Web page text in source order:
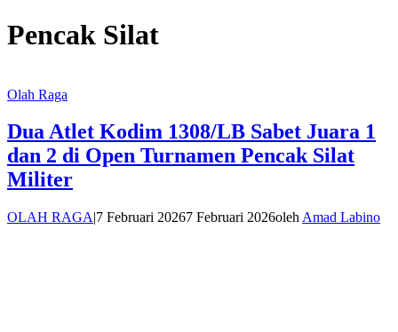
Pencak Silat
Olah Raga
Dua Atlet Kodim 1308/LB Sabet Juara 1
dan 2 di Open Turnamen Pencak Silat
Militer
OLAH RAGA|7 Februari 20267 Februari 2026oleh Amad Labino